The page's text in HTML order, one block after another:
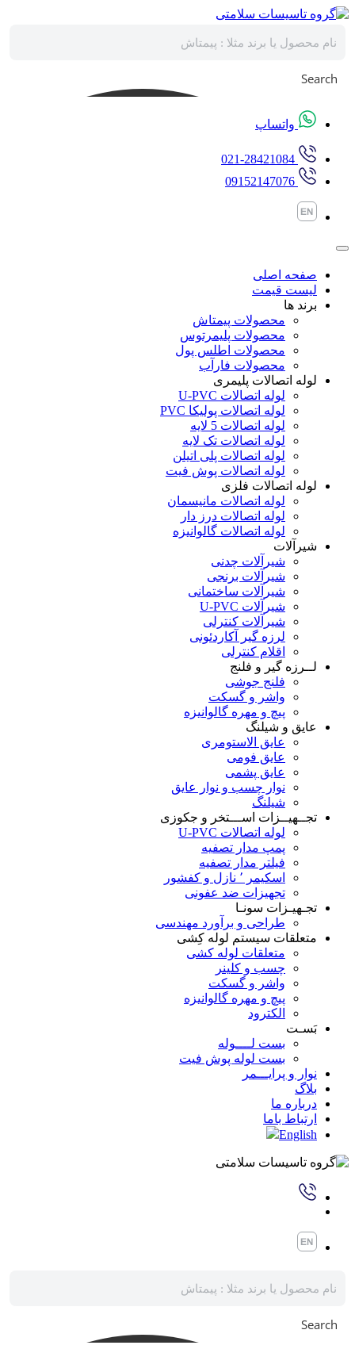
پرش
محتوا
Search
واتساپ
021-28421084
09152147076
صفحه اصلی
لیست قیمت
برند ها
محصولات پیمتاش
محصولات پلیمرتوس
محصولات اطلس پول
محصولات فارآب
لوله اتصالات پلیمری
لوله اتصالات U-PVC
لوله اتصالات پولیکا PVC
لوله اتصالات 5 لایه
لوله اتصالات تک لایه
لوله اتصالات پلی اتیلن
لوله اتصالات پوش فیت
لوله اتصالات فلزی
لوله اتصالات مانیسمان
لوله اتصالات درز دار
لوله اتصالات گالوانیزه
شیرآلات
شیرآلات چدنی
شیرآلات برنجی
شیرآلات ساختمانی
شیرآلات U-PVC
شیرآلات کنترلی
لرزه گیر آکاردئونی
اقلام کنترلی
لــرزه گیر و فلنج
فلنج جوشی
واشر و گسکت
پیچ و مهره گالوانیزه
عایق و شیلنگ
عایق الاستومری
عایق فومی
عایق پشمی
نوار چسب و نوار عایق
شیلنگ
تجــهیــزات اســـتخر و جکوزی
لوله اتصالات U-PVC
پمپ مدار تصفیه
فیلتر مدار تصفیه
اسکیمر ٬ نازل و کفشور
تجهیزات ضد عفونی
تجـهیـزات سونـا
طراحی و برآورد مهندسی
متعلقات سیستم لوله کِشی
متعلقات لوله کشی
چسب و کلینر
واشر و گسکت
پیچ و مهره گالوانیزه
الکترود
بَسـت
بست لــــوله
بست لوله پوش فیت
نوار و پرایـــمر
بلاگ
درباره ما
ارتباط باما
English
Search